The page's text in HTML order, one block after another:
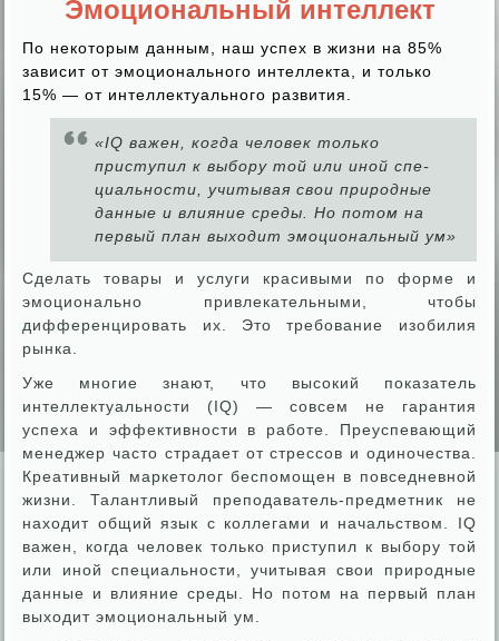
Эмоциональный интеллект
По некоторым данным, наш успех в жизни на 85%
зависит от эмоционального интеллекта, и только
15% — от интеллектуального развития.
«IQ важен, когда человек только
приступил к выбору той или иной спе­
циальности, учитывая свои природные
данные и влияние среды. Но по­том на
первый план выходит эмоциональный ум»
Сделать товары и услуги красивыми по форме и
эмоционально привлекательными, чтобы
дифференцировать их. Это требование изобилия
рынка.
Уже многие знают, что высокий показатель
интеллектуальности (IQ) — совсем не гарантия
успеха и эффективности в работе. Преуспевающий
менеджер часто страдает от стрессов и одиночества.
Креативный маркетолог беспомощен в повседневной
жизни. Талантливый преподаватель-предметник не
находит общий язык с коллегами и начальством. IQ
важен, когда человек только приступил к выбору той
или иной специальности, учитывая свои природные
данные и влияние среды. Но потом на первый план
выходит эмоциональный ум.